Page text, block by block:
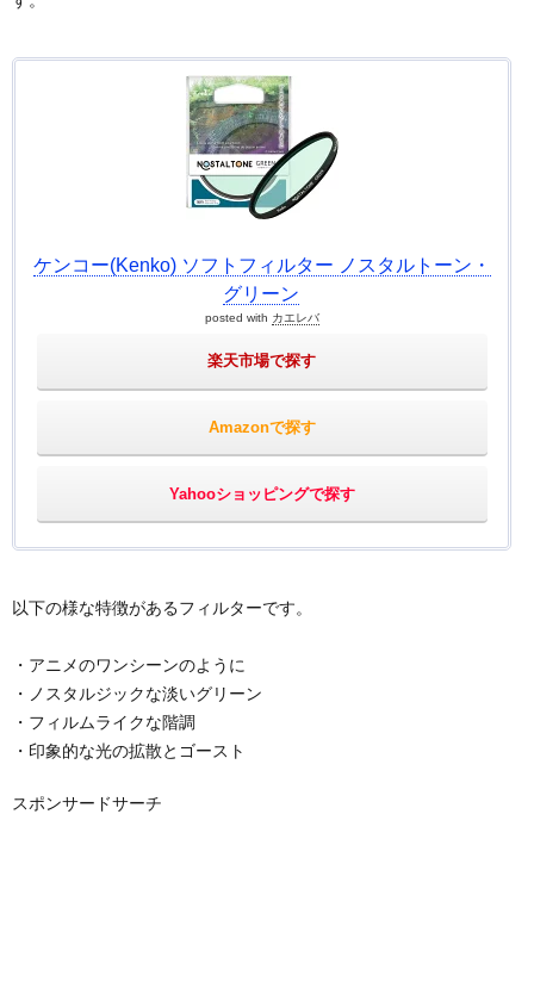
ケンコー(Kenko) ソフトフィルター ノスタルトーン・
グリーン
posted with カエレバ
楽天市場で探す
Amazonで探す
Yahooショッピングで探す
以下の様な特徴があるフィルターです。
・アニメのワンシーンのように
・ノスタルジックな淡いグリーン
・フィルムライクな階調
・印象的な光の拡散とゴースト
スポンサードサーチ